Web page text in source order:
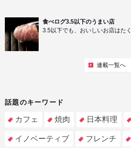
食べログ3.5以下のうまい店
3.5以下でも、おいしいお店はた
連載一覧へ
話題のキーワード
カフェ 焼肉 日本料理
イノベーティブ フレンチ